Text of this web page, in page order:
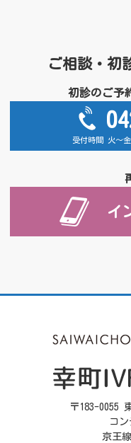
ご相談・初
初診のご予
受付時間 火～
イ
〒183-0055
コ
京王